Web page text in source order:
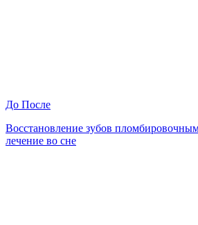
До После
Восстановление зубов
лечение во сне